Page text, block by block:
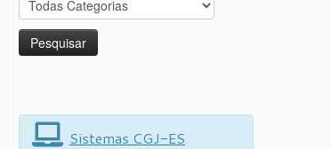
Sistemas CGJ-ES